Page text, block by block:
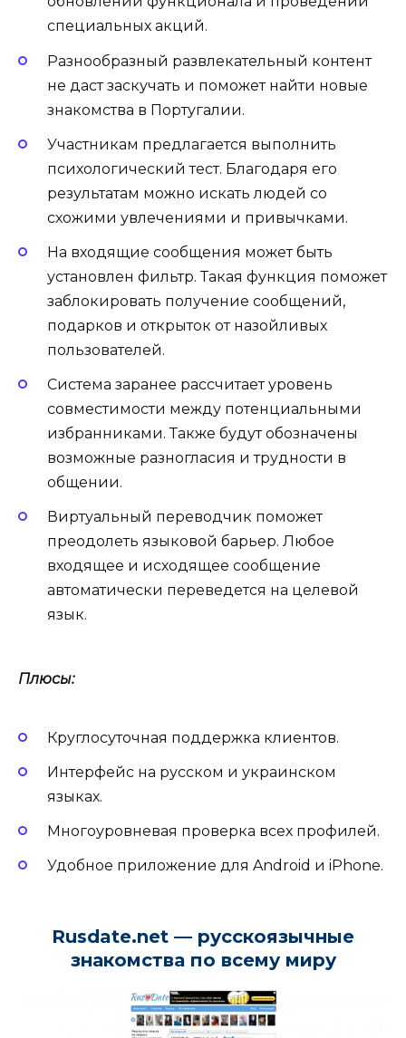
специальных акций.
Разнообразный развлекательный контент
не даст заскучать и поможет найти новые
знакомства в Португалии.
Участникам предлагается выполнить
психологический тест. Благодаря его
результатам можно искать людей со
схожими увлечениями и привычками.
На входящие сообщения может быть
установлен фильтр. Такая функция поможет
заблокировать получение сообщений,
подарков и открыток от назойливых
пользователей.
Система заранее рассчитает уровень
совместимости между потенциальными
избранниками. Также будут обозначены
возможные разногласия и трудности в
общении.
Виртуальный переводчик поможет
преодолеть языковой барьер. Любое
входящее и исходящее сообщение
автоматически переведется на целевой
язык.
Плюсы:
Круглосуточная поддержка клиентов.
Интерфейс на русском и украинском
языках.
Многоуровневая проверка всех профилей.
Удобное приложение для Android и iPhone.
Rusdate.net — русскоязычные
знакомства по всему миру